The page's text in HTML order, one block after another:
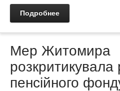
Подробнее
Мер Житомира
розкритикувала
пенсійного